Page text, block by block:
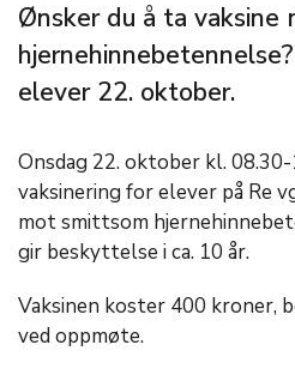
Ønsker du å ta
elever 22. oktober.
Onsdag 22. oktober kl.
vaksinering for elever på Re
mot smittsom
gir beskyttelse i ca. 10 år.
Vaksinen koster 400 kroner,
ved oppmøte.